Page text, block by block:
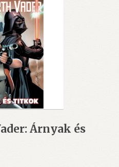
Árnyak és